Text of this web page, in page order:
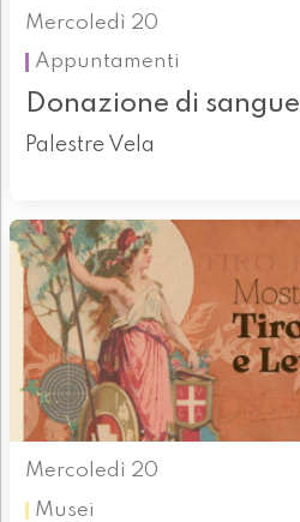
Mercoledì 20
Appuntamenti
Donazione di sangue
Palestre Vela
Mercoledì 20
Musei